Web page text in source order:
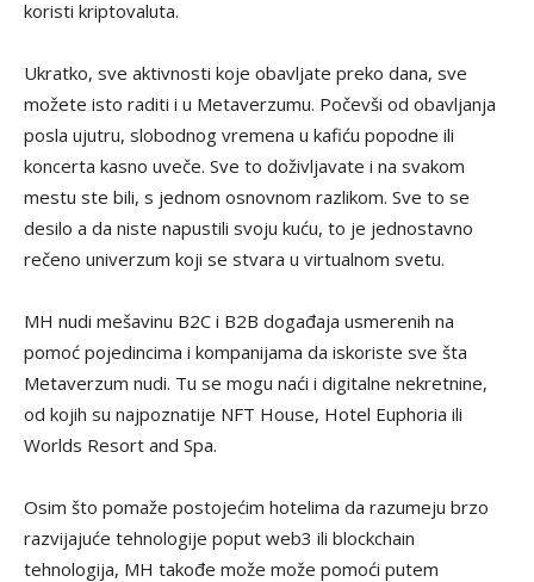
koristi kriptovaluta.
Ukratko, sve aktivnosti koje obavljate preko dana, sve
možete isto raditi i u Metaverzumu. Počevši od obavljanja
posla ujutru, slobodnog vremena u kafiću popodne ili
koncerta kasno uveče. Sve to doživljavate i na svakom
mestu ste bili, s jednom osnovnom razlikom. Sve to se
desilo a da niste napustili svoju kuću, to je jednostavno
rečeno univerzum koji se stvara u virtualnom svetu.
MH nudi mešavinu B2C i B2B događaja usmerenih na
pomoć pojedincima i kompanijama da iskoriste sve šta
Metaverzum nudi. Tu se mogu naći i digitalne nekretnine,
od kojih su najpoznatije NFT House, Hotel Euphoria ili
Worlds Resort and Spa.
Osim što pomaže postojećim hotelima da razumeju brzo
razvijajuće tehnologije poput web3 ili blockchain
tehnologija, MH takođe može može pomoći putem